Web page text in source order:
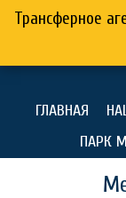
Трансферное
ГЛАВНАЯ
ПАРК